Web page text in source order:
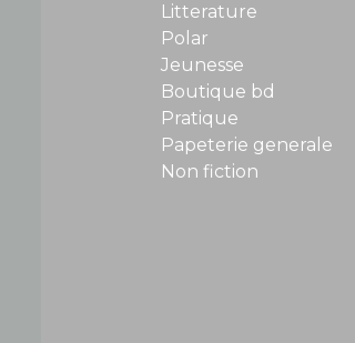
Litterature
Polar
Jeunesse
Boutique bd
Pratique
Papeterie generale
Non fiction